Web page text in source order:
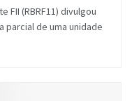
FII (RBRF11) divulgou
parcial de uma unidade